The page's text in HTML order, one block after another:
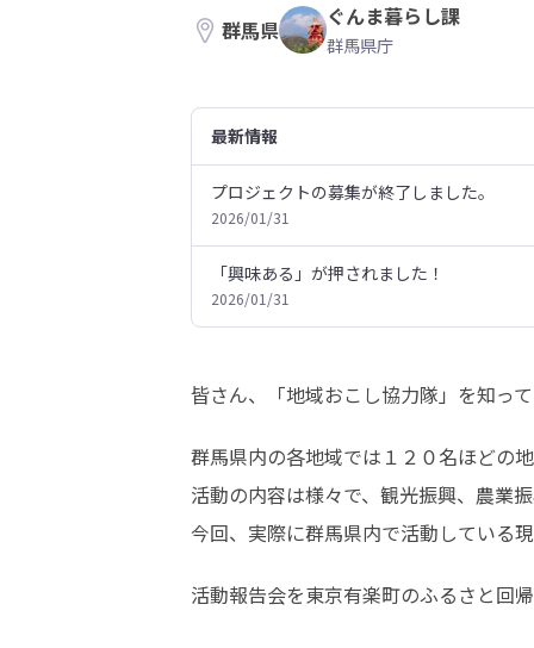
群馬県 ぐんま暮らし課
群馬県庁
最新情報
プロジェクトの募集が終了しました。
2026/01/31
「興味ある」が押されました！
2026/01/31
皆さん、「地域おこし協力隊」を知っ
群馬県内の各地域では１２０名ほどの
活動の内容は様々で、観光振興、農業
今回、実際に群馬県内で活動している
活動報告会を東京有楽町のふるさと回